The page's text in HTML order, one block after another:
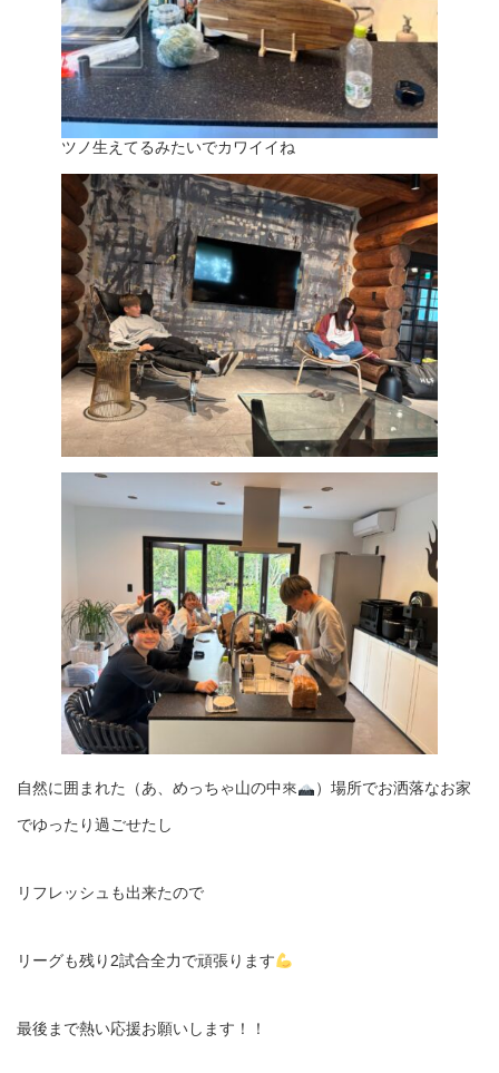
ツノ生えてるみたいでカワイイね
自然に囲まれた（あ、めっちゃ山の中來 ）場所でお洒落なお家
でゆったり過ごせたし
リフレッシュも出来たので
リーグも残り2試合全力で頑張ります
最後まで熱い応援お願いします！！